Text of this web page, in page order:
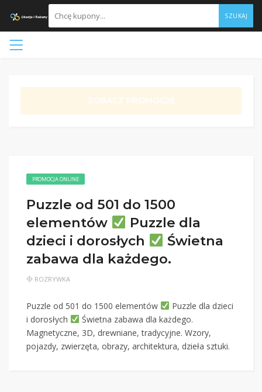
SZUKAJ
ZOBACZ PROMOCJĘ
PROMOCJA ONLINE
Puzzle od 501 do 1500
elementów
Puzzle dla
dzieci i dorosłych
Świetna
zabawa dla każdego.
ROZRYWKA
Puzzle od 501 do 1500 elementów
Puzzle dla dzieci
i dorosłych
Świetna zabawa dla każdego.
Magnetyczne, 3D, drewniane, tradycyjne. Wzory,
pojazdy, zwierzęta, obrazy, architektura, dzieła sztuki.